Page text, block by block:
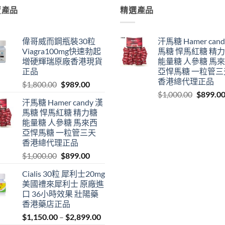
品
偉哥威而鋼瓶裝30粒
Viagra100mg快速勃起
增硬輝瑞原廠香港現貨
正品
$1,800.00 Original
was:
$1,800.00.
$989.00Current
is:
$989.00.
汗馬糖 Hamer candy 漢
馬糖 悍馬紅糖 精力糖
能量糖 人參糖 馬來西
亞悍馬糖 一粒管三天
香港總代理正品
$1,000.00 Original
was:
$1,000.00.
$899.00Current
is:
$899.00.
Cialis 30粒 犀利士20mg
美國禮來犀利士 原廠進
口 36小時效果 壯陽藥
香港藥店正品
$1,150.00 – $2,899.00Price
精選產品
汗馬糖 Hamer
馬糖 悍馬紅糖 精
能量糖 人參糖 馬
亞悍馬糖 一粒管
香港總代理正品
$1,000.00 Original
$899.00